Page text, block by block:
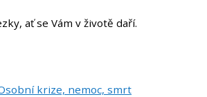
ať se Vám v životě daří.
krize, nemoc, smrt